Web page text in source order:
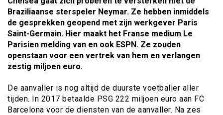
Braziliaanse sterspeler Neymar. Ze hebben inmiddels
de gesprekken geopend met zijn werkgever Paris
Saint-Germain. Hier maakt het Franse medium Le
Parisien melding van en ook ESPN. Ze zouden
openstaan voor een vertrek van hem en verlangen
zestig miljoen euro.
De aanvaller is nog altijd de duurste voetballer aller
tijden. In 2017 betaalde PSG 222 miljoen euro aan FC
Barcelona voor de diensten van de aanvaller. Na zes